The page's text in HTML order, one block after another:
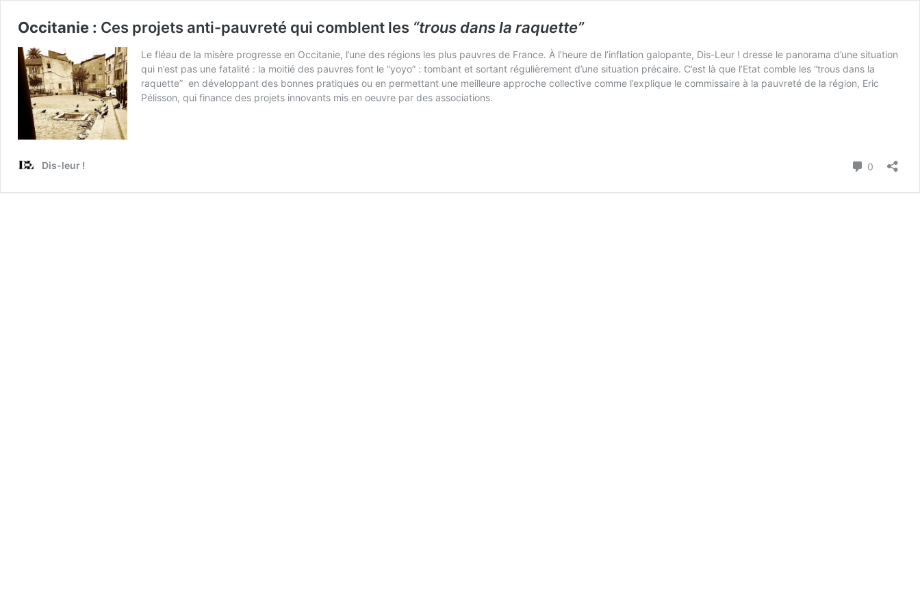
Occitanie : Ces projets anti-pauvreté qui comblent les “trous dans la raquette”
Le fléau de la misère progresse en Occitanie, l’une des régions les plus pauvres de France. À l’heure de l’inflation galopante, Dis-Leur ! dresse le panorama d’une situation
qui n’est pas une fatalité : la moitié des pauvres font le “yoyo” : tombant et sortant régulièrement d’une situation précaire. C’est là que l’Etat comble les “trous dans la
raquette” en développant des bonnes pratiques ou en permettant une meilleure approche collective comme l’explique le commissaire à la pauvreté de la région, Eric
Pélisson, qui finance des projets innovants mis en oeuvre par des associations.
Dis-leur ! 0